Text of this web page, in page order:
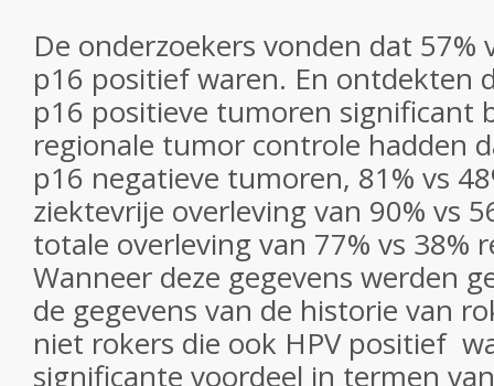
De onderzoekers vonden dat 57%
p16 positief waren. En ontdekten
p16 positieve tumoren significant
regionale tumor controle hadden
p16 negatieve tumoren, 81% vs
ziektevrije overleving van 90% vs
totale overleving van 77% vs 38%
Wanneer deze gegevens werden
de gegevens van de historie van
niet rokers die ook HPV positief
significante voordeel in termen